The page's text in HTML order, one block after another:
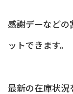
感謝デーなど
ットできます。
最新の在庫状